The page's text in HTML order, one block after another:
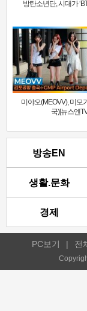
방탄소년단, 시대가
미야오(MEOVV), 미모
국)[뉴스엔
방송EN
생활.문화
경제
PC보기 | 전